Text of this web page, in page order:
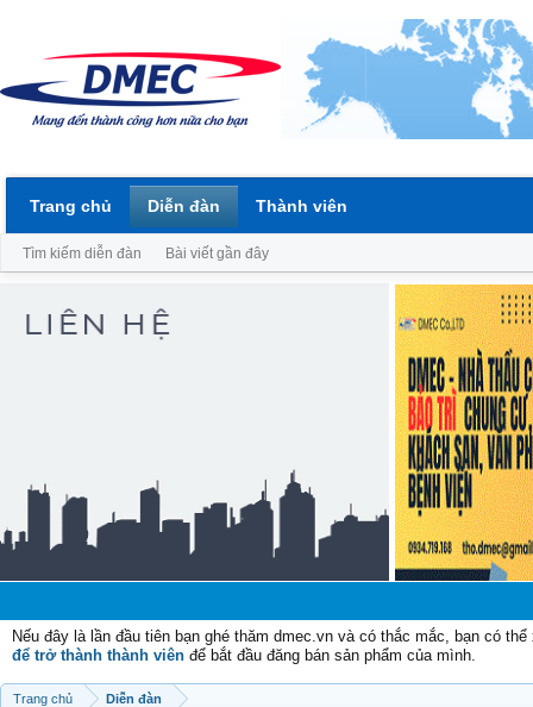
Nếu đây là lần đầu tiên bạn ghé thăm dmec.vn và có thắc mắc, bạn có
để trở thành thành viên để bắt đầu đăng bán sản phẩm của mình.
Trang chủ Diễn đàn
Trang chủ Diễn đàn
Tìm kiếm diễn đàn Bài viết gần đây
Thành viên